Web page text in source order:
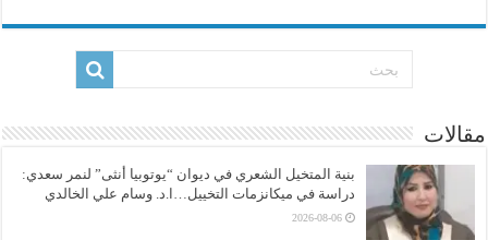
مقالات
بنية المتخيل الشعري في ديوان “يوتوبيا أنثى” لنمر سعدي:
دراسة في ميكانزمات التخييل…ا.د. وسام علي الخالدي
2026-08-06